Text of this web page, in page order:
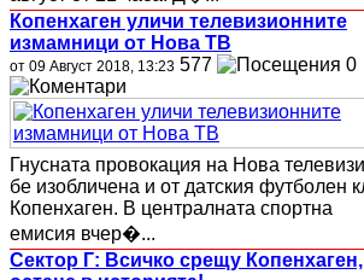
Копенхаген уличи телевизионните
измамници от Нова ТВ
от 09 Август 2018, 13:23 577 0
Гнусната провокация на Нова
бе изобличена и от датския футболен
Копенхаген. В централната спортна
емисия вчер�...
Сектор Г: Всичко срещу